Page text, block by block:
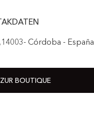
Córdoba - España
BOUTIQUE